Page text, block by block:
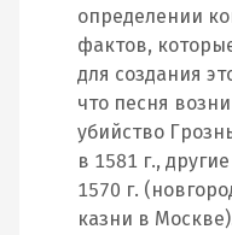
определении
фактов,
для создания
что песня
убийство
в 1581 г.,
1570 г.
казни в